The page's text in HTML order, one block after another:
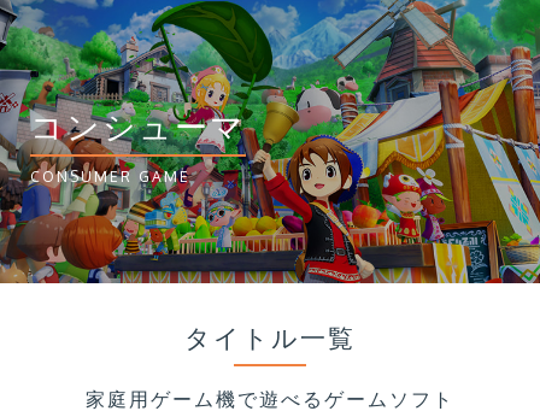
コンシューマ
CONSUMER GAME
タイトル一覧
家庭用ゲーム機で遊べるゲームソフト